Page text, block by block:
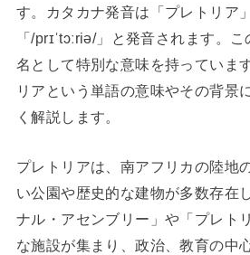
す。カタカナ発音は「プレトリア
「/prɪˈtɔːriə/」と発音されます。
名として特別な意味を持っていま
リアという単語の意味やその背景
く解説します。
プレトリアは、南アフリカの陸地
い公園や歴史的な建物が多数存在
ナル・アセンブリー」や「プレト
な施設が集まり、政治、教育の中